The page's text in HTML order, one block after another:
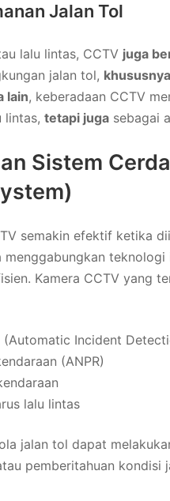
Jalan Tol
lalu lintas, CCTV juga
jalan tol, khususnya
lain, keberadaan CCTV
lintas, tetapi juga sebagai
Sistem
semakin efektif ketika
menggabungkan
Kamera CCTV yang
Incident
(ANPR)
lalu lintas
jalan tol dapat
pemberitahuan kondisi